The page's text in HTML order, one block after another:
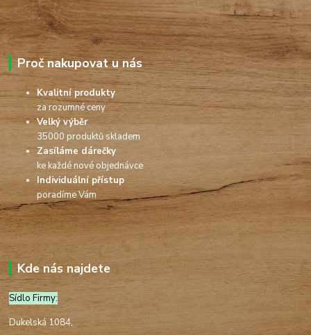
Proč nakupovat u nás
Kvalitní produkty
za rozumné ceny
Velký výběr
35000 produktů skladem
Zasíláme dárečky
ke každé nové objednávce
Individuální přístup
poradíme Vám
Kde nás najdete
Sídlo Firmy:
Dukelská 1084,